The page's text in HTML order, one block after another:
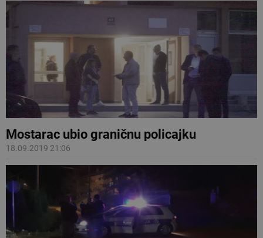
Mostarac ubio graničnu policajku
18.09.2019 21:06